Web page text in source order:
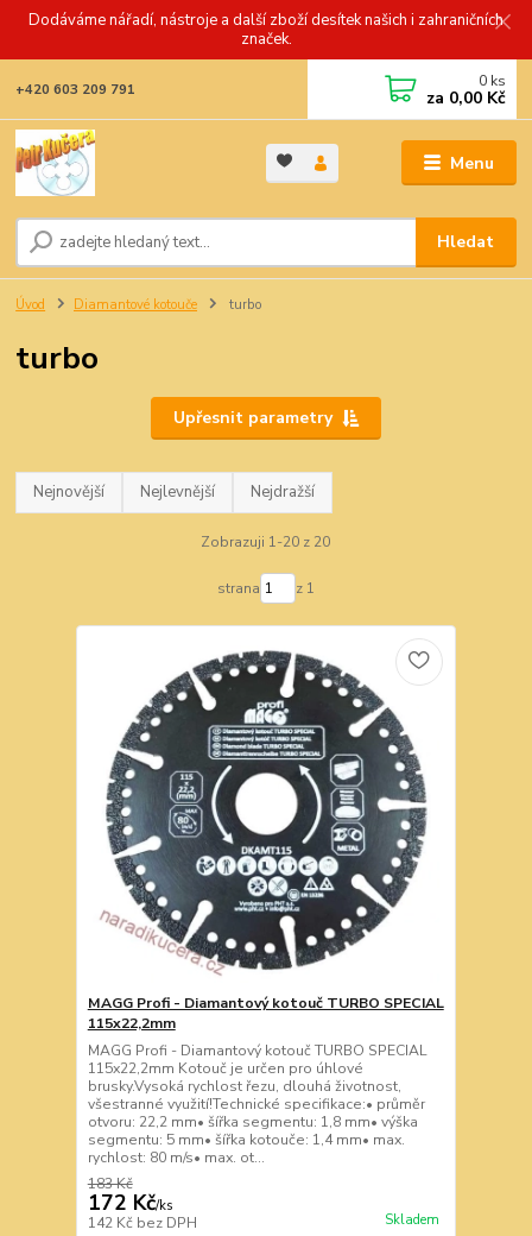
Dodáváme nářadí, nástroje a další zboží desítek našich i zahraničních
značek.
Menu
Hledat
+420 603 209 791 0 ks
za 0,00 Kč
Úvod Diamantové kotouče turbo
turbo
Upřesnit parametry
Nejnovější Nejlevnější Nejdražší
Zobrazuji 1-20 z 20
strana z 1
MAGG Profi - Diamantový kotouč TURBO SPECIAL
115x22,2mm
MAGG Profi - Diamantový kotouč TURBO SPECIAL
115x22,2mm Kotouč je určen pro úhlové
brusky.Vysoká rychlost řezu, dlouhá životnost,
všestranné využití!Technické specifikace:• průměr
otvoru: 22,2 mm• šířka segmentu: 1,8 mm• výška
segmentu: 5 mm• šířka kotouče: 1,4 mm• max.
rychlost: 80 m/s• max. ot...
183 Kč
172 Kč/ks
142 Kč bez DPH Skladem